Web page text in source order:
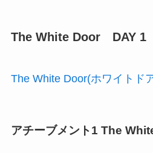
The White Door DAY 1
The White Door(ホワイトド
アチーブメント1 The